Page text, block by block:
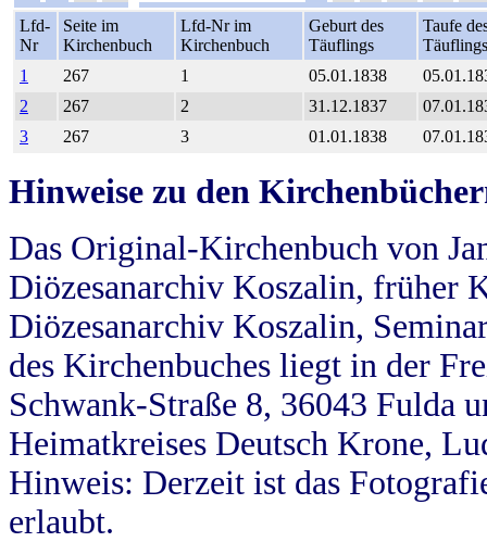
Lfd-
Nr
Seite im
Kirchenbuch
Lfd-Nr im
Kirchenbuch
Geburt des
Täuflings
Taufe
Täuflings
1
267 1 05.01.1838
2
267 2 31.12.1837
3
267 3 01.01.1838
Hinweise zu den
Das Original-Kirchenbuch von
Diözesanarchiv Koszalin, früher
Diözesanarchiv Koszalin,
des Kirchenbuches liegt in der
Schwank-Straße 8, 36043 Fulda
Heimatkreises Deutsch Krone,
Hinweis: Derzeit ist das
erlaubt.